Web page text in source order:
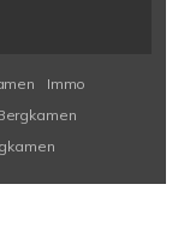
Immo